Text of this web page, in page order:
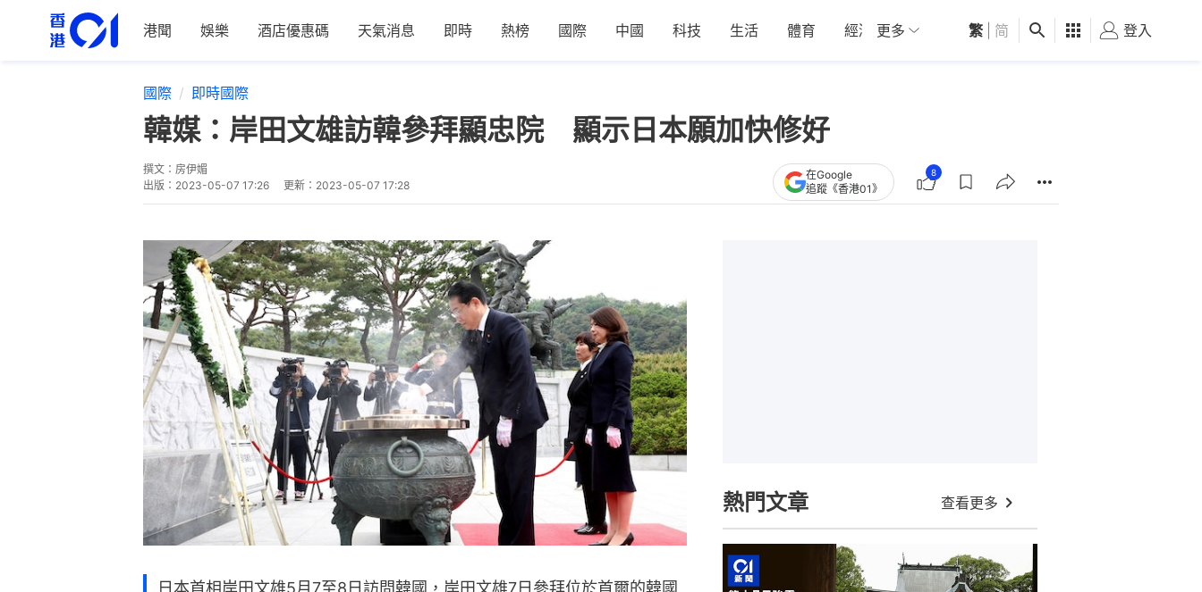
港聞 娛樂 酒店優惠碼 天氣消息 即時 熱榜 國際 中國 科技 生活 體育 經濟 01深圳 觀點 健康 好食玩飛
更多 繁 简 登入
國際 即時國際
韓媒：岸田文雄訪韓參拜顯忠院 顯示日本願加快修好
撰文： 房伊媚
出版： 2023-05-07 17:26 更新： 2023-05-07 17:28
在Google
追蹤《香港01》
8
日本首相岸田文雄5月7至8日訪問韓國，岸田文雄7日參拜位於首爾的韓國
熱門文章 查看更多